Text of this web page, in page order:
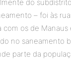
do
– foi às
os de
no saneamento
parte da